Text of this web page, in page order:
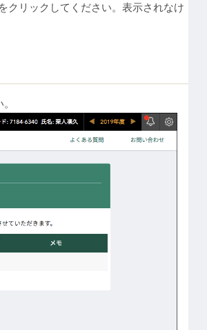
クリックしてください。表示されなけ